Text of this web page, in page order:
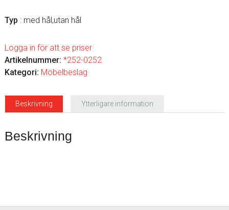
Typ : med hål,utan hål
Logga in för att se priser
Artikelnummer: *252-0252
Kategori: Möbelbeslag
Beskrivning Ytterligare information
Beskrivning